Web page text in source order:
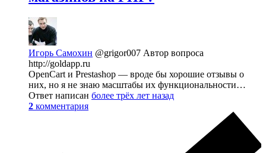
Игорь Самохин @grigor007 Автор вопроса
http://goldapp.ru
OpenCart и Prestashop — вроде бы хорошие отзывы о
них, но я не знаю масштабы их функциональности…
Ответ написан более трёх лет назад
2 комментария